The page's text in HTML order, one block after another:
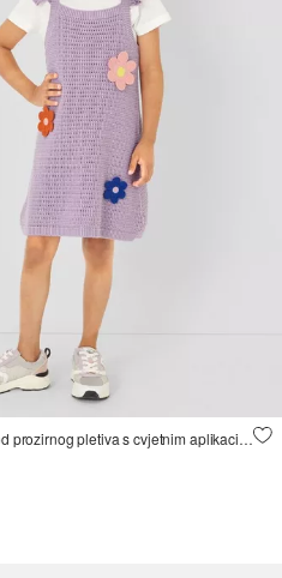
Kratka haljina od prozirnog pletiva s cvjetnim aplikacijama